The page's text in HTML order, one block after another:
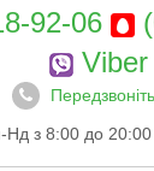
92-06
Viber
Нд з 8:00 до 20:00